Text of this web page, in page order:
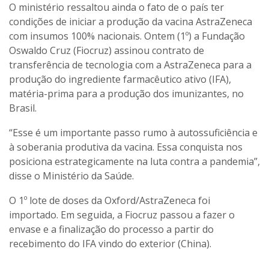
O ministério ressaltou ainda o fato de o país ter
condições de iniciar a produção da vacina AstraZeneca
com insumos 100% nacionais. Ontem (1º) a Fundação
Oswaldo Cruz (Fiocruz) assinou contrato de
transferência de tecnologia com a AstraZeneca para a
produção do ingrediente farmacêutico ativo (IFA),
matéria-prima para a produção dos imunizantes, no
Brasil.
“Esse é um importante passo rumo à autossuficiência e
à soberania produtiva da vacina. Essa conquista nos
posiciona estrategicamente na luta contra a pandemia”,
disse o Ministério da Saúde.
O 1º lote de doses da Oxford/AstraZeneca foi
importado. Em seguida, a Fiocruz passou a fazer o
envase e a finalização do processo a partir do
recebimento do IFA vindo do exterior (China).